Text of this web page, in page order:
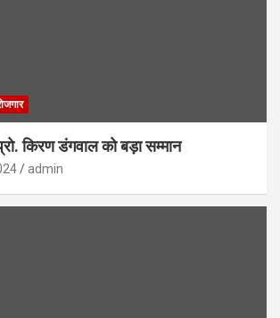
किरण डंगवाल को बड़ा सम्मान
admin